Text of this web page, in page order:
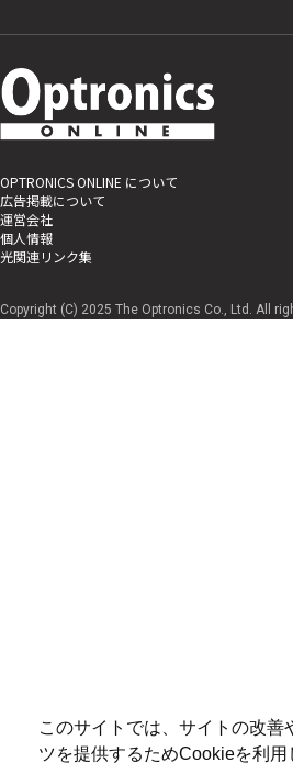
このサイトでは、サイトの改善
ツを提供するためCookieを利用
OPTRONICS ONLINE について
広告掲載について
運営会社
個人情報
光関連リンク集
Copyright (C) 2025 The Optronics Co., Ltd. All